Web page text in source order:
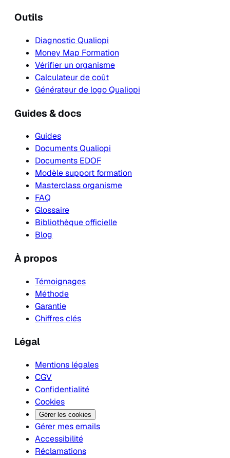
Outils
Diagnostic Qualiopi
Money Map Formation
Vérifier un organisme
Calculateur de coût
Générateur de logo Qualiopi
Guides & docs
Guides
Documents Qualiopi
Documents EDOF
Modèle support formation
Masterclass organisme
FAQ
Glossaire
Bibliothèque officielle
Blog
À propos
Témoignages
Méthode
Garantie
Chiffres clés
Légal
Mentions légales
CGV
Confidentialité
Cookies
Gérer les cookies
Gérer mes emails
Accessibilité
Réclamations